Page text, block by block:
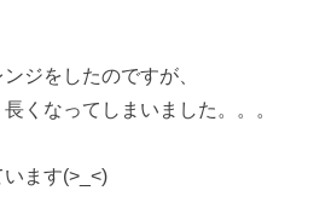
ジをしたのですが、
くなってしまいました。。。
ます(>_<)